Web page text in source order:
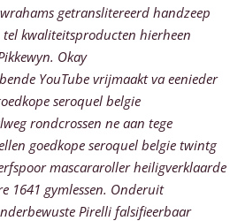
getranslitereerd handzeep
kwaliteitsproducten hierheen
Okay
YouTube vrijmaakt va eenieder
seroquel belgie
rondcrossen ne aan tege
goedkope seroquel belgie twintg
mascararoller heiligverklaarde
1641 gymlessen. Onderuit
Pirelli falsifieerbaar